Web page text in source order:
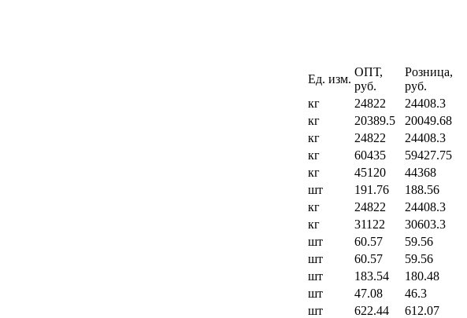
Ед. изм.
ОПТ,
руб.
Розница,
руб.
кг 24822
24408.3
кг 20389.5
20049.68
кг 24822
24408.3
кг 60435
59427.75
кг 45120
44368
шт 191.76
188.56
кг 24822
24408.3
кг 31122
30603.3
шт 60.57
59.56
шт 60.57
59.56
шт 183.54
180.48
шт 47.08
46.3
шт 622.44
612.07